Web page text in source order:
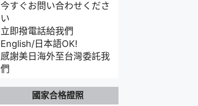
今すぐお問い合わせくださ
い
立即撥電話給我們
English/日本語OK!
感謝美日海外至台灣委託我
們
國家合格證照